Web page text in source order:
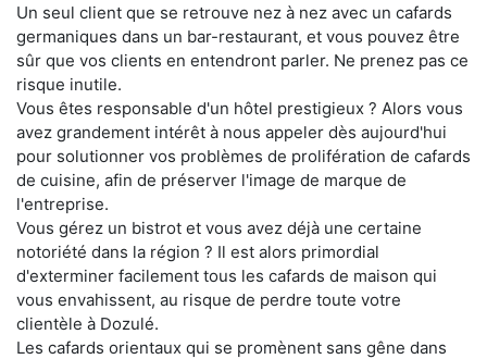
Un seul client que se retrouve nez à nez avec un cafards
germaniques dans un bar-restaurant, et vous pouvez être
sûr que vos clients en entendront parler. Ne prenez pas ce
risque inutile.
Vous êtes responsable d'un hôtel prestigieux ? Alors vous
avez grandement intérêt à nous appeler dès aujourd'hui
pour solutionner vos problèmes de prolifération de cafards
de cuisine, afin de préserver l'image de marque de
l'entreprise.
Vous gérez un bistrot et vous avez déjà une certaine
notoriété dans la région ? Il est alors primordial
d'exterminer facilement tous les cafards de maison qui
vous envahissent, au risque de perdre toute votre
clientèle à Dozulé.
Les cafards orientaux qui se promènent sans gêne dans